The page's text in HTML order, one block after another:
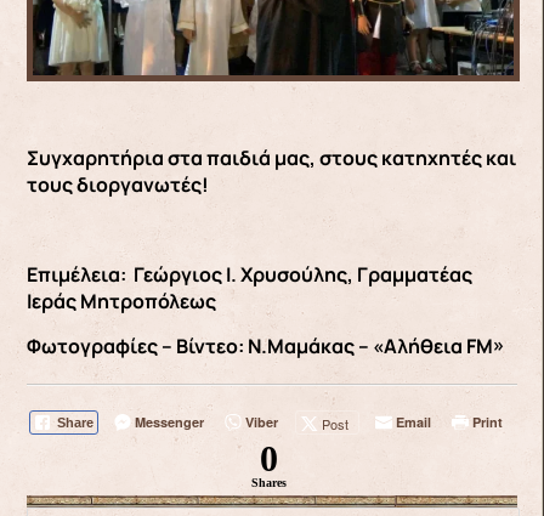
Συγχαρητήρια στα παιδιά μας, στους κατηχητές και
τους διοργανωτές!
Επιμέλεια: Γεώργιος Ι. Χρυσούλης, Γραμματέας
Ιεράς Μητροπόλεως
Φωτογραφίες – Βίντεο: Ν.Μαμάκας – «Αλήθεια FM»
Share Messenger Viber Post Email Print
0
Shares